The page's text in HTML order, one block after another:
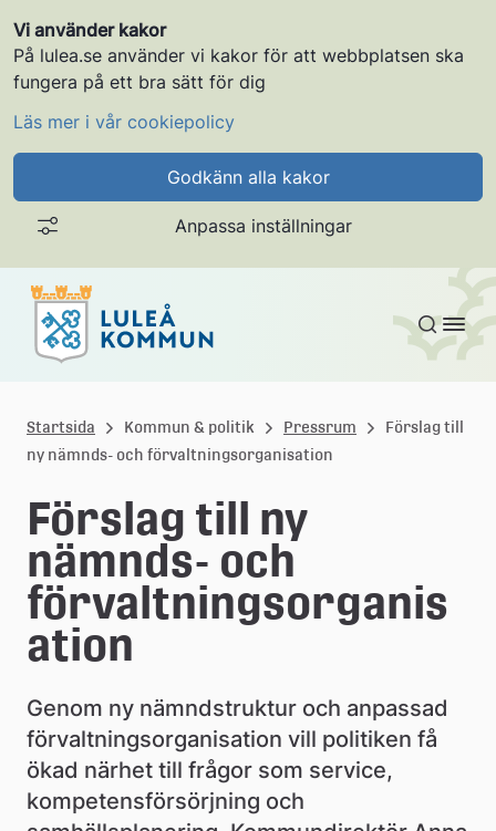
Vi använder kakor
På lulea.se använder vi kakor för att webbplatsen ska
fungera på ett bra sätt för dig
Läs mer i vår cookiepolicy
Godkänn alla kakor
Anpassa inställningar
Gå till innehållet
u
l
e
å
k
o
m
m
u
n
Startsida Kommun & politik Pressrum
Förslag till
ny nämnds- och förvaltningsorganisation
Förslag till ny
nämnds- och
förvaltningsorganis
ation
Genom ny nämndstruktur och anpassad
förvaltningsorganisation vill politiken få
ökad närhet till frågor som service,
kompetensförsörjning och